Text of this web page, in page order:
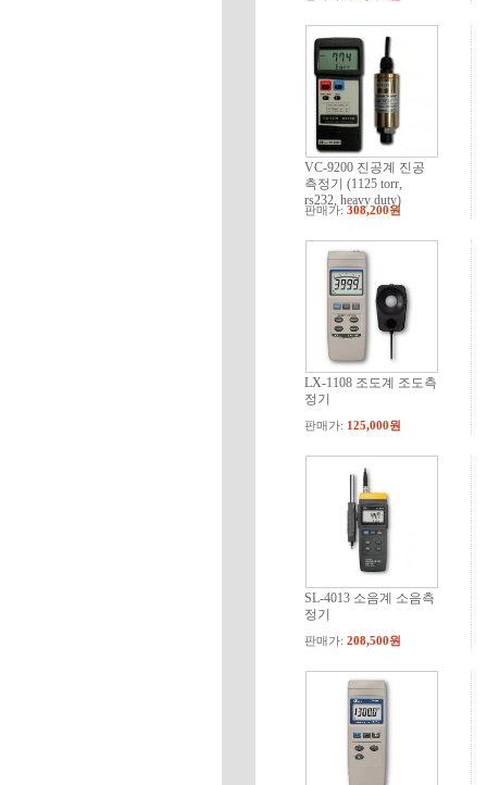
VC-9200 진공계 진공
측정기 (1125 torr,
rs232, heavy duty)
판매가:308,200원
LX-1108 조도계 조도측
정기
판매가: 125,000원
SL-4013 소음계 소음측
정기
판매가:208,500원